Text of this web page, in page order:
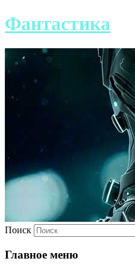
Фантастика
Поиск
Главное меню